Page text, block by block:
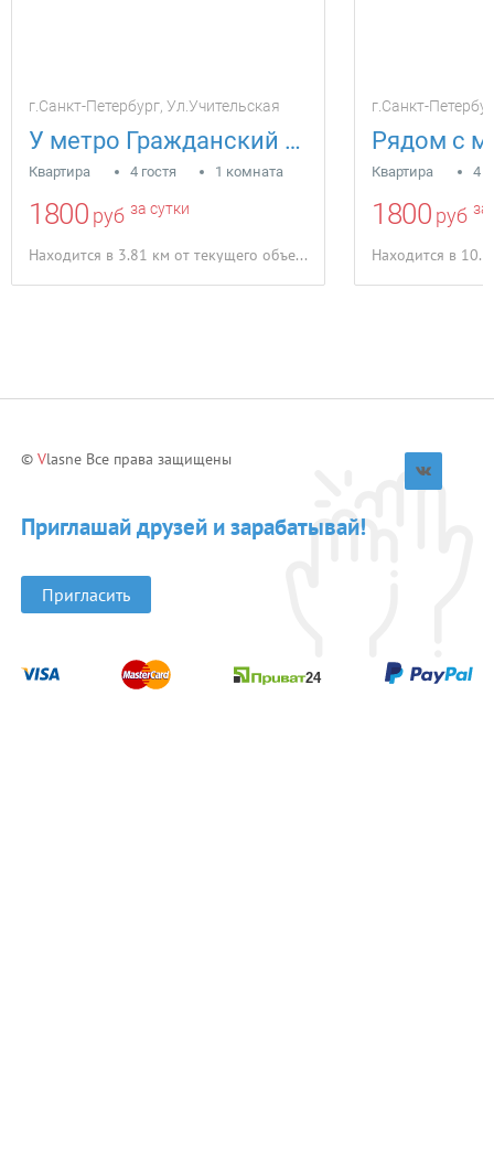
г.Санкт-Петербург, Ул.Учительская
У метро Гражданский пр. в новом доме
Квартира 4 гостя 1 комната
1800 руб за сутки
Находится в 3.81 км от текущего объекта
г.Санкт-
Квартира 4
1800 руб за
© Vlasne Все права защищены
Приглашай друзей и зарабатывай!
Пригласить